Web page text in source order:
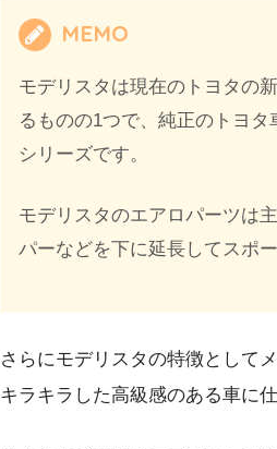
MEMO
モデリスタは現在のトヨタの
るものの1つで、純正のトヨ
シリーズです。
モデリスタのエアロパーツは
パーなどを下に延長してスポ
さらにモデリスタの特徴として
キラキラした高級感のある車に